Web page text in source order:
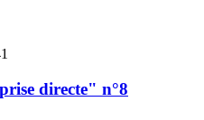
directe" n°8